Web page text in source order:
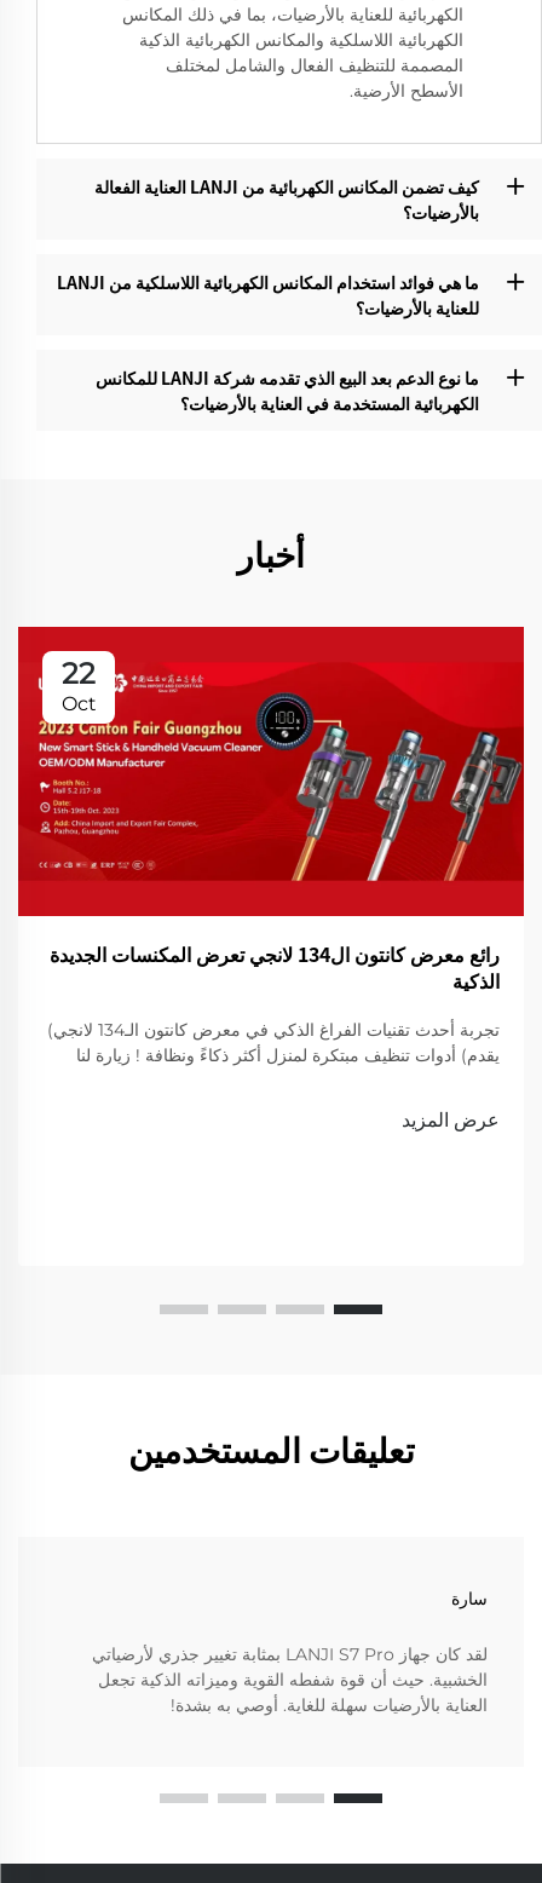
الكهربائية للعناية بالأرضيات، بما في ذلك المكانس
الكهربائية اللاسلكية والمكانس الكهربائية الذكية
المصممة للتنظيف الفعال والشامل لمختلف
الأسطح الأرضية.
كيف تضمن المكانس الكهربائية من LANJI العناية الفعالة
بالأرضيات؟‌
ما هي فوائد استخدام المكانس الكهربائية اللاسلكية من LANJI
للعناية بالأرضيات؟‌
ما نوع الدعم بعد البيع الذي تقدمه شركة LANJI للمكانس
الكهربائية المستخدمة في العناية بالأرضيات؟‌
أخبار
22
Oct
رائع معرض كانتون ال134 لانجي تعرض المكنسات الجديدة
الذكية
تجربة أحدث تقنيات الفراغ الذكي في معرض كانتون الـ134 لانجي)
يقدم) أدوات تنظيف مبتكرة لمنزل أكثر ذكاءً ونظافة ! زيارة لنا
عرض المزيد
تعليقات المستخدمين
سارة
لقد كان جهاز LANJI S7 Pro بمثابة تغيير جذري لأرضياتي
الخشبية. حيث أن قوة شفطه القوية وميزاته الذكية تجعل
العناية بالأرضيات سهلة للغاية. أوصي به بشدة!